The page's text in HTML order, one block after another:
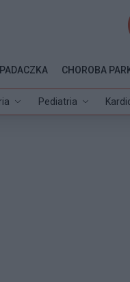
Pediatria
PADACZKA CHOROBA